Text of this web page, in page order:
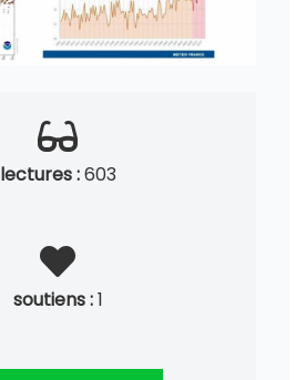
lectures :603
soutiens :1